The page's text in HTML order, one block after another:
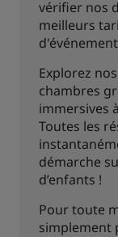
vérifier nos
meilleurs
Explorez
chambres
immersives
Toutes les
démarche
d’enfants !
Pour toute
simplement